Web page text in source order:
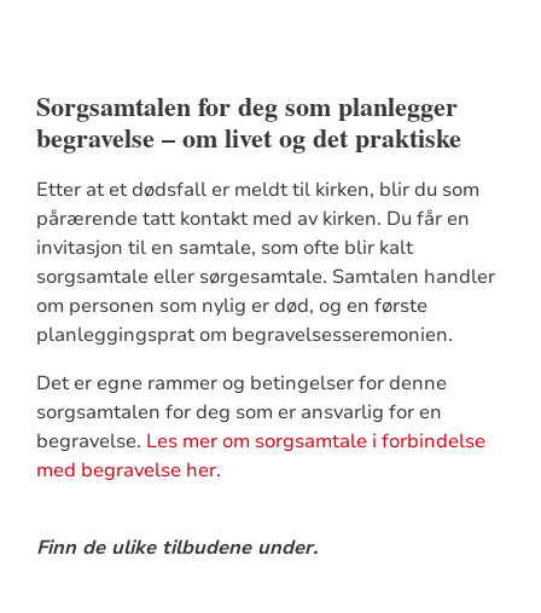
Sorgsamtalen for deg som planlegger
begravelse – om livet og det praktiske
Etter at et dødsfall er meldt til kirken, blir du som
pårærende tatt kontakt med av kirken. Du får en
invitasjon til en samtale, som ofte blir kalt
sorgsamtale eller sørgesamtale. Samtalen handler
om personen som nylig er død, og en første
planleggingsprat om begravelsesseremonien.
Det er egne rammer og betingelser for denne
sorgsamtalen for deg som er ansvarlig for en
begravelse. Les mer om sorgsamtale i forbindelse
med begravelse her.
Finn de ulike tilbudene under.